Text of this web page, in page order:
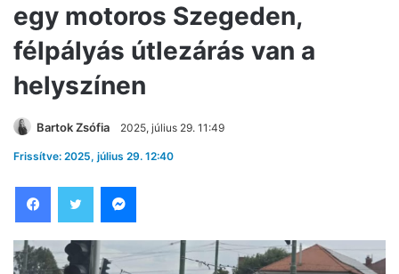
egy motoros Szegeden,
félpályás útlezárás van a
helyszínen
Bartok Zsófia 2025, július 29. 11:49
Frissítve: 2025, július 29. 12:40